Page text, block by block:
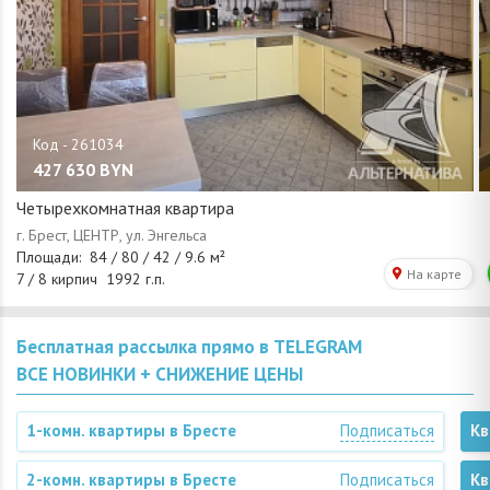
427 630 BYN
Четырехкомнатная квартира
Бесплатная рассылка прямо в TELEGRAM
ВСЕ НОВИНКИ + СНИЖЕНИЕ ЦЕНЫ
1-комн. квартиры в Бресте Подписаться
2-комн. квартиры в Бресте Подписаться